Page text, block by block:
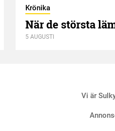
Krönika
När de största
5 AUGUSTI
Vi är